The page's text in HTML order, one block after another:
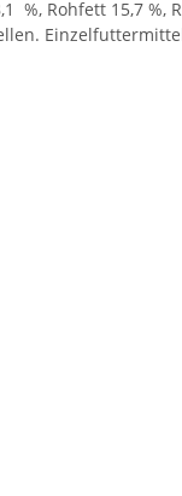
Rohfett 15,7 %,